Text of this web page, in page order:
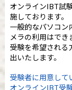
オンラインIBT試
施しております。
一般的なパソコン
メラの利用はでき
受験を希望される
出いたします。
受験者に用意して
オンラインIBT受